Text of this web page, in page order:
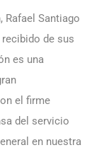
Santiago
de sus
es una
el firme
del servicio
en nuestra